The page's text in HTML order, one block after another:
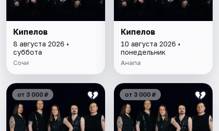
Кипелов
8 августа 2026 •
суббота
Сочи
Кипелов
10 августа 2026 •
понедельник
Анапа
от 3 000 ₽ от 3 000 ₽